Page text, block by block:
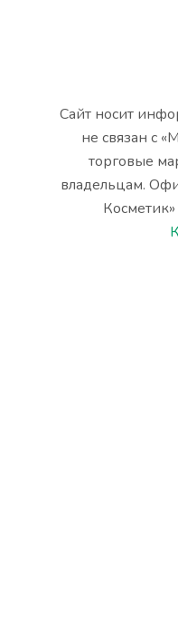
Сайт носит
не связан с
торговые
владельцам.